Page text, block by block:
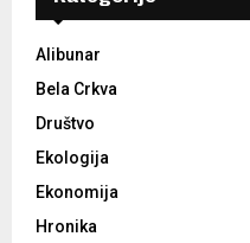
Alibunar
Bela Crkva
Društvo
Ekologija
Ekonomija
Hronika